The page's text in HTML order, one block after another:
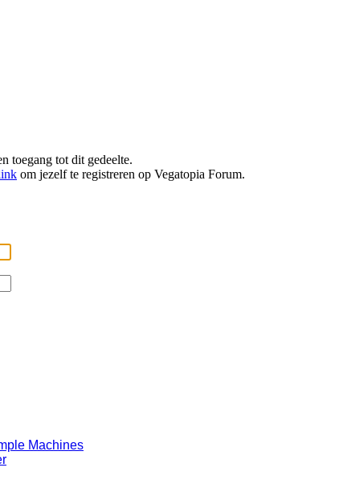
toegang tot dit gedeelte.
om jezelf te registreren op Vegatopia Forum.
Machines